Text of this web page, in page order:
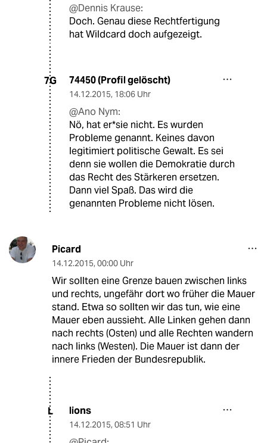
@Dennis Krause:
Doch. Genau diese Rechtfertigung
hat Wildcard doch aufgezeigt.
7G 74450 (Profil gelöscht)
14.12.2015, 18:06 Uhr
@Ano Nym:
Nö, hat er*sie nicht. Es wurden
Probleme genannt. Keines davon
legitimiert politische Gewalt. Es sei
denn sie wollen die Demokratie durch
das Recht des Stärkeren ersetzen.
Dann viel Spaß. Das wird die
genannten Probleme nicht lösen.
Picard
14.12.2015, 00:00 Uhr
Wir sollten eine Grenze bauen zwischen links
und rechts, ungefähr dort wo früher die Mauer
stand. Etwa so sollten wir das tun, wie eine
Mauer eben aussieht. Alle Linken gehen dann
nach rechts (Osten) und alle Rechten wandern
nach links (Westen). Die Mauer ist dann der
innere Frieden der Bundesrepublik.
L lions
14.12.2015, 08:51 Uhr